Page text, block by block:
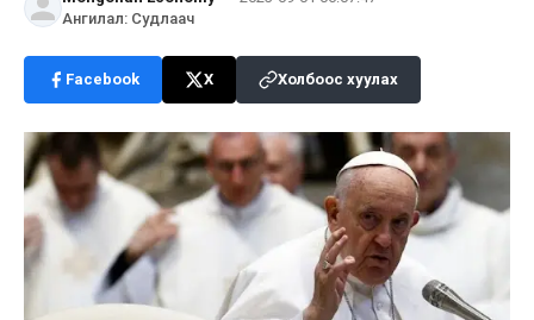
Ангилал: Судлаач
Facebook X Холбоос хуулах